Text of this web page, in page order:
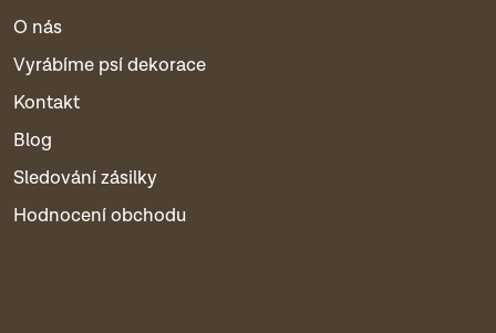
O nás
Vyrábíme psí dekorace
Kontakt
Blog
Sledování zásilky
Hodnocení obchodu